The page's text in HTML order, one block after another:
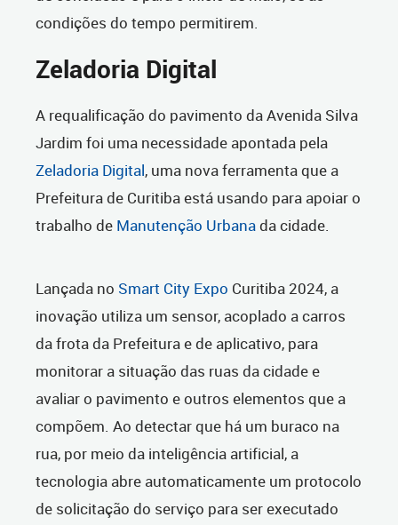
condições do tempo permitirem.
Zeladoria Digital
A requalificação do pavimento da Avenida Silva
Jardim foi uma necessidade apontada pela
Zeladoria Digital, uma nova ferramenta que a
Prefeitura de Curitiba está usando para apoiar o
trabalho de Manutenção Urbanada cidade.
Lançada no Smart City Expo Curitiba 2024, a
inovação utiliza um sensor, acoplado a carros
da frota da Prefeitura e de aplicativo, para
monitorar a situação das ruas da cidade e
avaliar o pavimento e outros elementos que a
compõem. Ao detectar que há um buraco na
rua, por meio da inteligência artificial, a
tecnologia abre automaticamente um protocolo
de solicitação do serviço para ser executado